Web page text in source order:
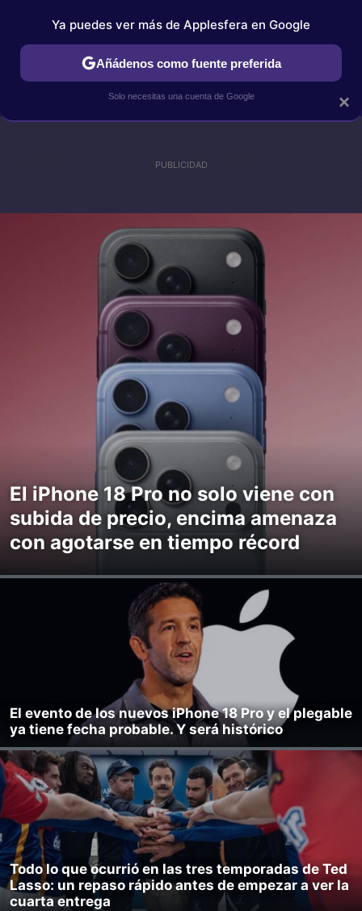
IPHONE TUTORIALES APPLESFERA SELECCIÓN
El iPhone 18 Pro no solo viene con
subida de precio, encima amenaza
con agotarse en tiempo récord
El evento de los nuevos iPhone 18 Pro y el plegable
ya tiene fecha probable. Y será histórico
Todo lo que ocurrió en las tres temporadas de Ted
Lasso: un repaso rápido antes de empezar a ver la
cuarta entrega
×
Ya puedes ver más de Applesfera en Google
Añádenos como fuente preferida
Solo necesitas una cuenta de Google